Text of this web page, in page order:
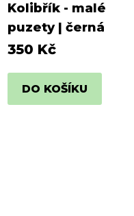
Kolibřík - malé
puzety | černá
350 Kč
DO KOŠÍKU